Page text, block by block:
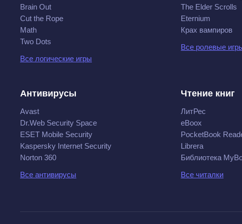
Brain Out
Cut the Rope
Math
Two Dots
Все логические игры
The Elder Scrolls
Eternium
Крах вампиров
Все ролевые
Антивирусы
Avast
Dr.Web Security Space
ESET Mobile Security
Kaspersky Internet Security
Norton 360
Все антивирусы
Чтение книг
ЛитРес
eBoox
PocketBook
Librera
Библиотека
Все читалки